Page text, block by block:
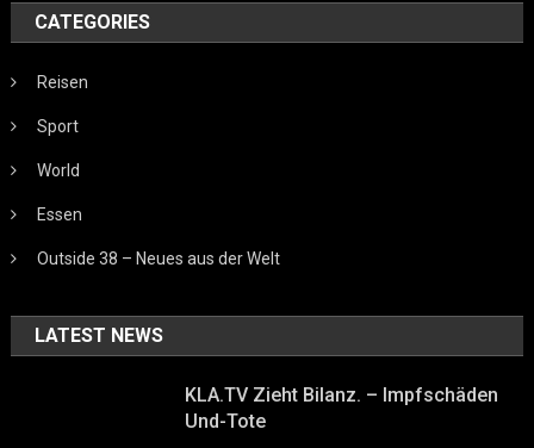
CATEGORIES
Reisen
Sport
World
Essen
Outside 38 – Neues aus der Welt
LATEST NEWS
KLA.TV Zieht Bilanz. – Impfschäden
Und-Tote